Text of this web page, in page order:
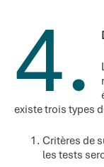
4.
existe trois types
Critères de
les tests